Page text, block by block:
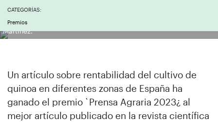
CATEGORÍAS:
Premios
Los premiados, David Martínez, Javier Calatrava y Ricardo
Martínez.
Un artículo sobre rentabilidad del cultivo de
quinoa en diferentes zonas de España ha
ganado el premio `Prensa Agraria 2023¿ al
mejor artículo publicado en la revista científica